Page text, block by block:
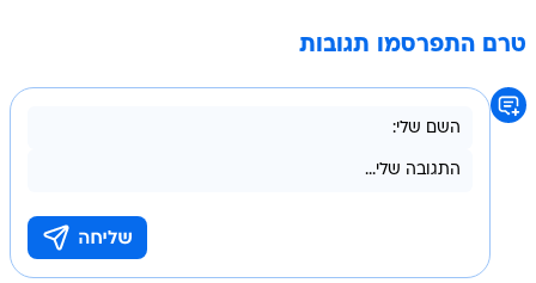
טרם התפרסמו תגובות